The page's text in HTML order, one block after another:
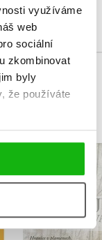
využíváme
web
sociální
zkombinovat
byly
že používáte
Izabela